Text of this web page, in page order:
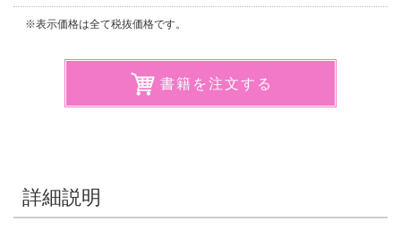
※表示価格は全て税抜価格です。
書籍を注文する
詳細説明